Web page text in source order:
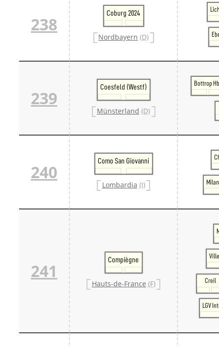
238
Coburg 2024
Nordbayern (D)
239
Coesfeld (Westf)
Münsterland (D)
Bottrop
240
Como San Giovanni
Lombardia (I)
241
Compiègne
Hauts-de-France (F) Creil
LGV